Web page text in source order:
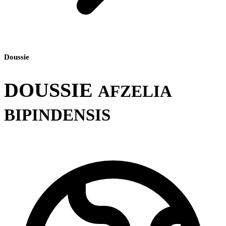
Doussie
DOUSSIE AFZELIA
BIPINDENSIS